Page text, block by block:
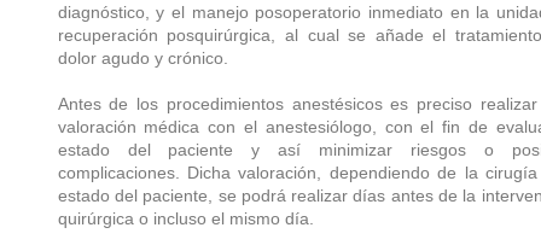
diagnóstico, y el manejo posoperatorio inmediato en la
recuperación posquirúrgica, al cual se añade el
dolor agudo y crónico.
Antes de los procedimientos anestésicos es preciso
valoración médica con el anestesiólogo, con el fin de
estado del paciente y así minimizar riesgos o
complicaciones. Dicha valoración, dependiendo de la
estado del paciente, se podrá realizar días antes de la
quirúrgica o incluso el mismo día.